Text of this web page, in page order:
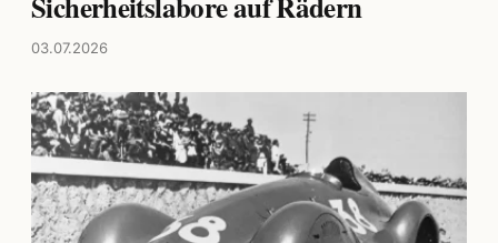
03.07.2026